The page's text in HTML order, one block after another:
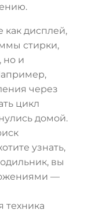
как дисплей,
стирки,
но и
через
цикл
домой.
узнать,
вы
—
техника